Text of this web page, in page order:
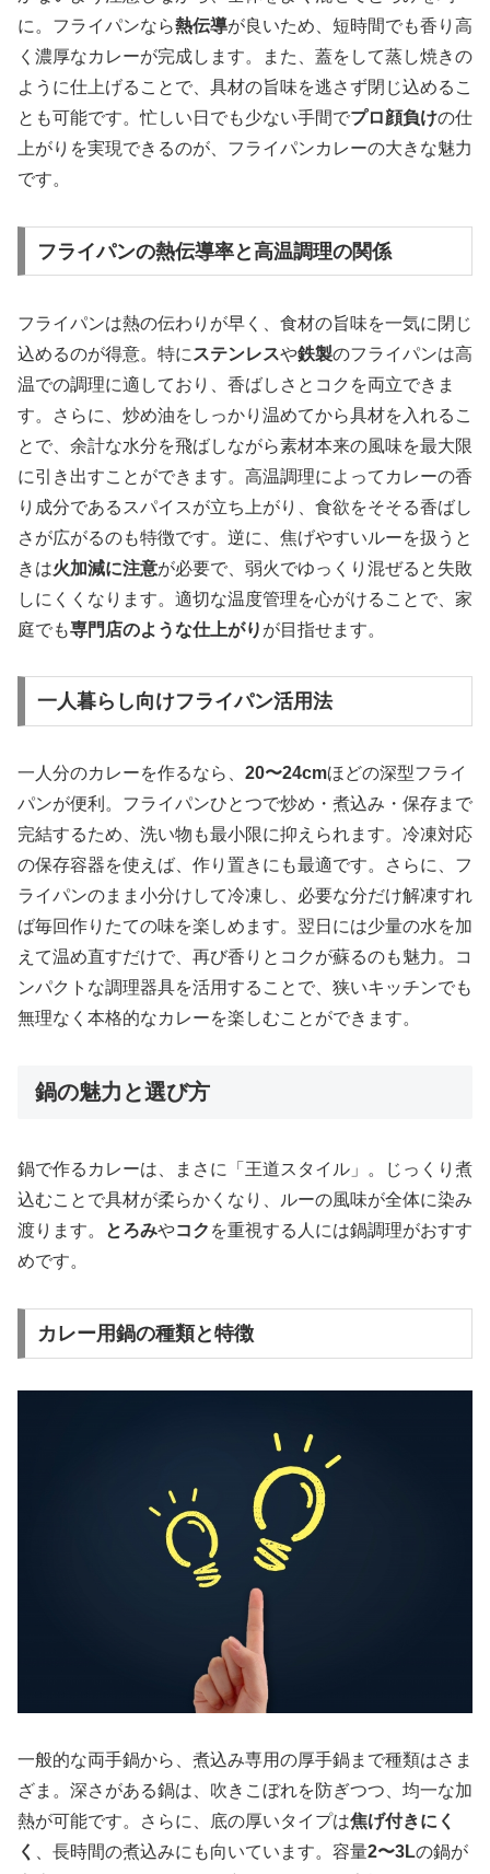
に。フライパンなら熱伝導が良いため、短時間でも香り高
く濃厚なカレーが完成します。また、蓋をして蒸し焼きの
ように仕上げることで、具材の旨味を逃さず閉じ込めるこ
とも可能です。忙しい日でも少ない手間でプロ顔負けの仕
上がりを実現できるのが、フライパンカレーの大きな魅力
です。
フライパンの熱伝導率と高温調理の関係
フライパンは熱の伝わりが早く、食材の旨味を一気に閉じ
込めるのが得意。特に ステンレスや鉄製のフライパンは高
温での調理に適しており、香ばしさとコクを両立できま
す。さらに、炒め油をしっかり温めてから具材を入れるこ
とで、余計な水分を飛ばしながら素材本来の風味を最大限
に引き出すことができます。高温調理によってカレーの香
り成分であるスパイスが立ち上がり、食欲をそそる香ばし
さが広がるのも特徴です。逆に、焦げやすいルーを扱うと
きは火加減に注意が必要で、弱火でゆっくり混ぜると失敗
しにくくなります。適切な温度管理を心がけることで、家
庭でも専門店のような仕上がり が目指せます。
一人暮らし向けフライパン活用法
一人分のカレーを作るなら、 20〜24cmほどの深型フライ
パンが便利。フライパンひとつで炒め・煮込み・保存まで
完結するため、洗い物も最小限に抑えられます。冷凍対応
の保存容器を使えば、作り置きにも最適です。さらに、フ
ライパンのまま小分けして冷凍し、必要な分だけ解凍すれ
ば毎回作りたての味を楽しめます。翌日には少量の水を加
えて温め直すだけで、再び香りとコクが蘇るのも魅力。コ
ンパクトな調理器具を活用することで、狭いキッチンでも
無理なく本格的なカレーを楽しむことができます。
鍋の魅力と選び方
鍋で作るカレーは、まさに「王道スタイル」。じっくり煮
込むことで具材が柔らかくなり、ルーの風味が全体に染み
渡ります。
とろみやコク を重視する人には鍋調理がおすす
めです。
カレー用鍋の種類と特徴
一般的な両手鍋から、煮込み専用の厚手鍋まで種類はさま
ざま。深さがある鍋は、吹きこぼれを防ぎつつ、均一な加
熱が可能です。さらに、底の厚いタイプは焦げ付きにく
く
、長時間の煮込みにも向いています。容量2〜3Lの鍋が